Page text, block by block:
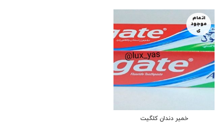
اتمام
موجود
ی
خمیر دندان کلگیت